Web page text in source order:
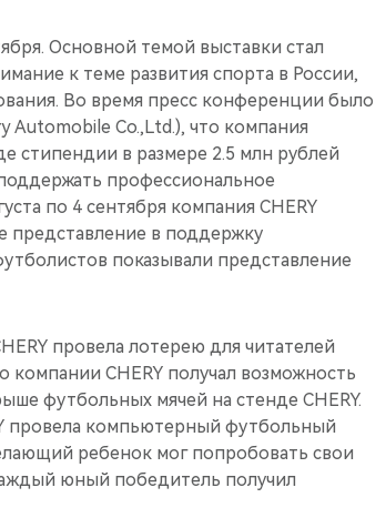
Основной темой выставки стал
к теме развития спорта в России,
Во время пресс конференции было
Co.,Ltd.), что компания
стипендии в размере 2.5 млн рублей
профессиональное
по 4 сентября компания CHERY
представление в поддержку
показывали представление
провела лотерею для читателей
CHERY получал возможность
футбольных мячей на стенде CHERY.
провела компьютерный футбольный
ребенок мог попробовать свои
юный победитель получил